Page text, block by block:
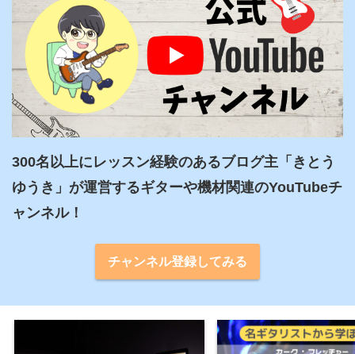
300名以上にレッスン経験のあるブログ主「きとう
ゆうき」が運営するギターや機材関連のYouTubeチ
ャンネル！
チャンネル登録してみる